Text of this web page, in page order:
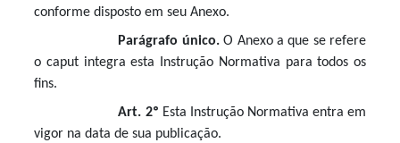
conforme disposto em seu Anexo.
Parágrafo único.O Anexo a que se refere
o caput integra esta Instrução Normativa para todos os
fins.
Art. 2º Esta Instrução Normativa entra em
vigor na data de sua publicação.